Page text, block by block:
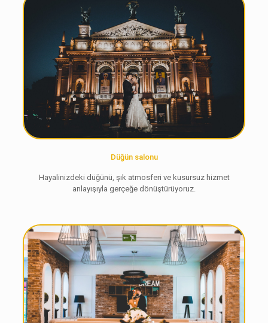
Düğün salonu
Hayalinizdeki düğünü, şık atmosferi ve kusursuz hizmet
anlayışıyla gerçeğe dönüştürüyoruz.